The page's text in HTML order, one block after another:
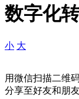
数字化
小 大
用微信扫描二维
分享至好友和朋